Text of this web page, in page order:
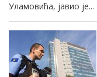
Уламовића, јавио је...